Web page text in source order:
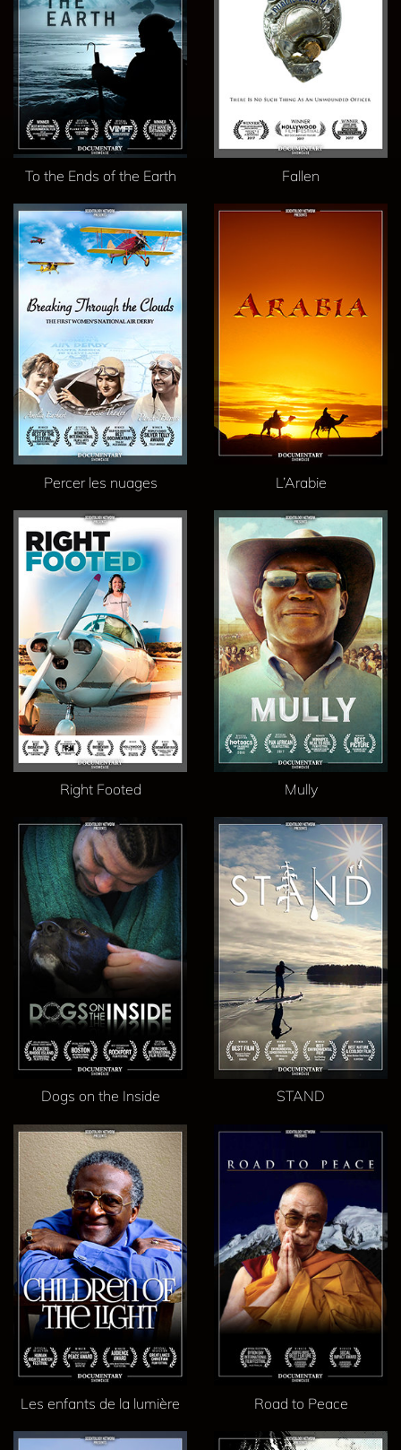
To the Ends of the Earth Fallen
Percer les nuages L’Arabie
Right Footed Mully
Dogs on the Inside STAND
Les enfants de la lumière Road to Peace